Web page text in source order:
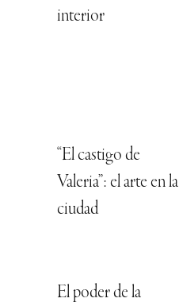
interior
“El castigo de
Valeria”: el arte en la
ciudad
El poder de la